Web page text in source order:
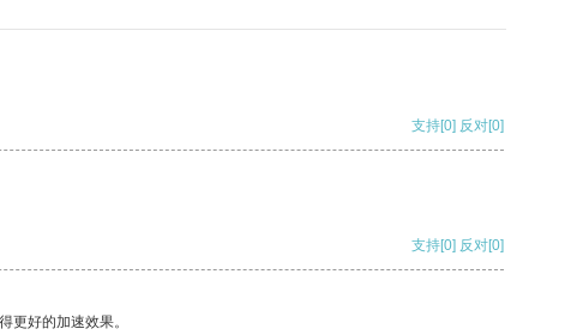
支持[0] 反对[0]
支持[0] 反对[0]
更好的加速效果。